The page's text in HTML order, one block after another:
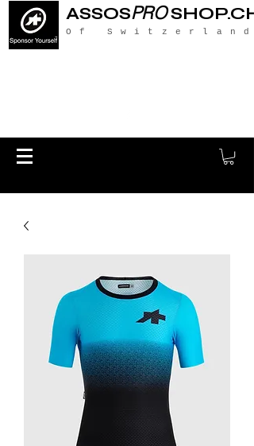
ASSOSPROSHOP.CH
Of Switzerland